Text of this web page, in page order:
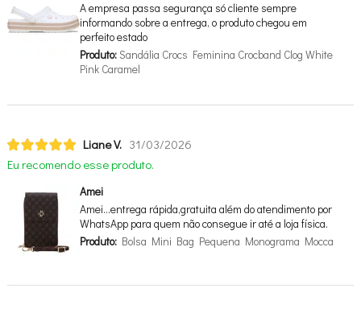
A empresa passa segurança só cliente sempre
informando sobre a entrega, o produto chegou em
perfeito estado
Produto:Sandália Crocs Feminina Crocband Clog White
Pink Caramel
Liane V. 31/03/2026
Eu recomendo esse produto.
Amei
Amei…entrega rápida,gratuita além do atendimento por
WhatsApp para quem não consegue ir até a loja física.
Produto:Bolsa Mini Bag Pequena Monograma Mocca